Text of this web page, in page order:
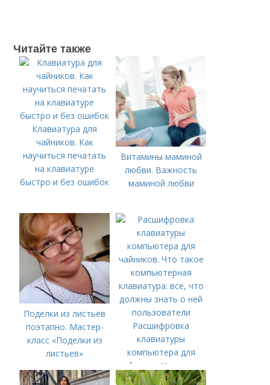
Читайте также
Клавиатура для
чайников. Как
научиться печатать
на клавиатуре
быстро и без ошибок
Витамины маминой
любви. Важность
маминой любви
Поделки из листьев
поэтапно. Мастер-
класс «Поделки из
листьев»
Расшифровка
клавиатуры
компьютера для
чайников. Что такое
компьютерная